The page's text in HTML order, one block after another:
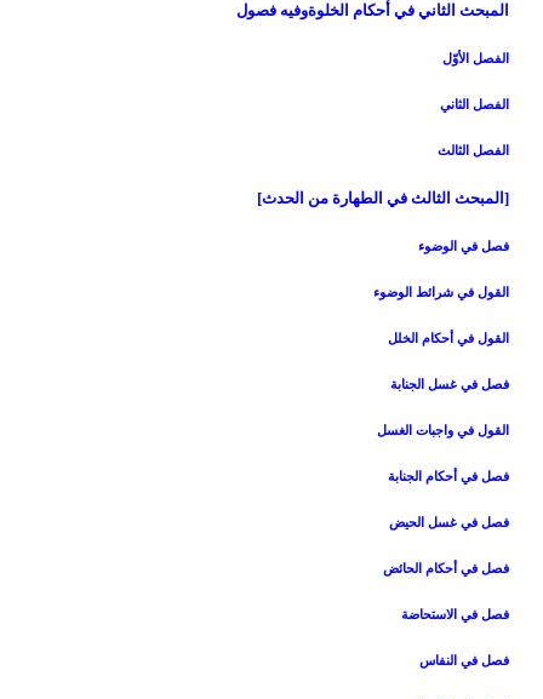
المبحث الثاني في أحكام الخلوةوفيه فصول
الفصل الأوّل‏
الفصل الثاني‏
الفصل الثالث‏
[المبحث الثالث في الطهارة من الحدث‏]
فصل في الوضوء
القول في شرائط الوضوء
القول في أحكام الخلل‏
فصل في غسل الجنابة
القول في واجبات الغسل‏
فصل في أحكام الجنابة
فصل في غسل الحيض‏
فصل في أحكام الحائض‏
فصل في الاستحاضة
فصل في النفاس‏